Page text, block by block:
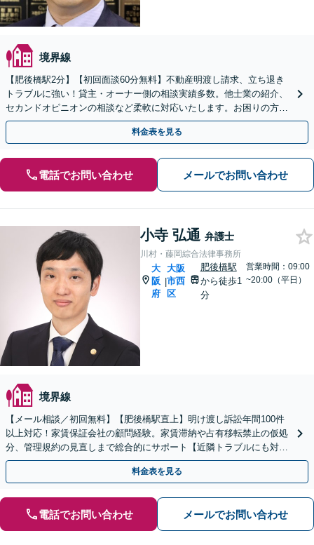
境界線
【肥後橋駅2分】【初回面談60分無料】不動産明渡し請求、立ち退き
トラブルに強い！貸主・オーナー側の相談実績多数。他士業の紹介、
セカンドオピニオンの相談など柔軟に対応いたします。お困りの方
は、お気軽にご相談ください【夜間・休日対応可】
料金表を見る
電話でお問い合わせ メールでお問い合わせ
小寺 弘通 弁護士
川村・藤岡綜合法律事務所
大
阪
府
|
大阪
市西
区
肥後橋駅
から徒歩1
分
営業時間：09:00
~20:00（平日）
境界線
【メール相談／初回無料】【肥後橋駅直上】明け渡し訴訟年間100件
以上対応！家賃保証会社の顧問経験。家賃滞納や占有移転禁止の仮処
分、管理規約の見直しまで総合的にサポート【近隣トラブルにも対
応】騒音や悪臭にお困りの方も、お気軽にご相談ください
料金表を見る
電話でお問い合わせ メールでお問い合わせ